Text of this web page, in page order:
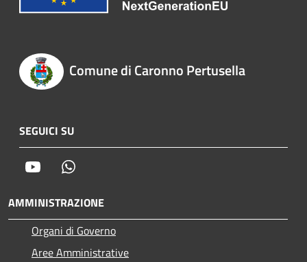
Comune di Caronno Pertusella
SEGUICI SU
Youtube
AMMINISTRAZIONE
Organi di Governo
Aree Amministrative